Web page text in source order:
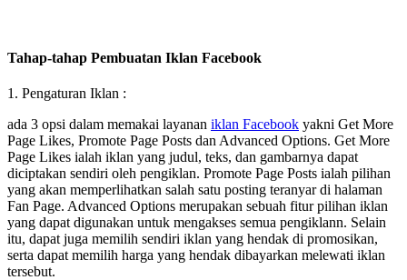
Tahap-tahap Pembuatan Iklan Facebook
1. Pengaturan Iklan :
ada 3 opsi dalam memakai layanan iklan Facebook yakni Get More
Page Likes, Promote Page Posts dan Advanced Options. Get More
Page Likes ialah iklan yang judul, teks, dan gambarnya dapat
diciptakan sendiri oleh pengiklan. Promote Page Posts ialah pilihan
yang akan memperlihatkan salah satu posting teranyar di halaman
Fan Page. Advanced Options merupakan sebuah fitur pilihan iklan
yang dapat digunakan untuk mengakses semua pengiklann. Selain
itu, dapat juga memilih sendiri iklan yang hendak di promosikan,
serta dapat memilih harga yang hendak dibayarkan melewati iklan
tersebut.